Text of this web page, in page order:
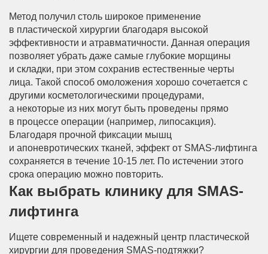
Метод получил столь широкое применение
в пластической хирургии благодаря высокой
эффективности и атравматичности. Данная операция
позволяет убрать даже самые глубокие морщины
и складки, при этом сохранив естественные черты
лица. Такой способ омоложения хорошо сочетается с
другими косметологическими процедурами,
а некоторые из них могут быть проведены прямо
в процессе операции (например, липосакция).
Благодаря прочной фиксации мышц
и апоневротических тканей, эффект от SMAS-лифтинга
сохраняется в течение 10-15 лет. По истечении этого
срока операцию можно повторить.
Как выбрать клинику для SMAS-
лифтинга
Ищете современный и надежный центр пластической
хирургии для проведения SMAS-подтяжки?